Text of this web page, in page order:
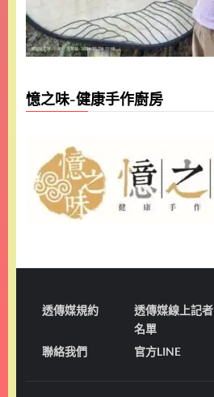
憶之味-健康手作廚房
透傳媒規約
透傳媒線上記者
名單
聯絡我們 官方LINE